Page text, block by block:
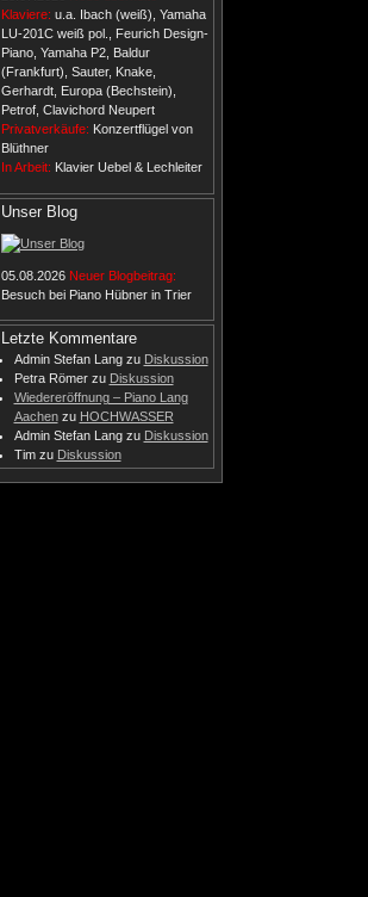
Klaviere: u.a. Ibach (weiß), Yamaha
LU-201C weiß pol., Feurich Design-
Piano, Yamaha P2, Baldur
(Frankfurt), Sauter, Knake,
Gerhardt, Europa (Bechstein),
Petrof, Clavichord Neupert
Privatverkäufe: Konzertflügel von
Blüthner
In Arbeit: Klavier Uebel & Lechleiter
Unser Blog
05.08.2026 Neuer Blogbeitrag:
Besuch bei Piano Hübner in Trier
Letzte Kommentare
Admin Stefan Langzu Diskussion
Petra Römerzu Diskussion
Wiedereröffnung – Piano Lang
Aachenzu HOCHWASSER
Admin Stefan Langzu Diskussion
Timzu Diskussion